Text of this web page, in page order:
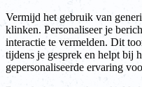
Vermijd het gebruik van
klinken. Personaliseer je
interactie te vermelden. Dit
tijdens je gesprek en helpt bij
gepersonaliseerde ervaring